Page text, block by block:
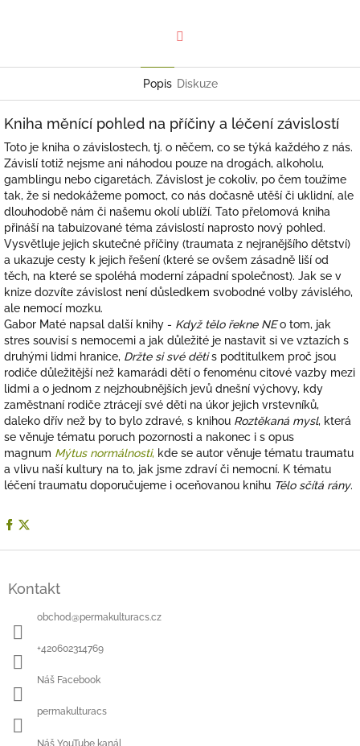
Popis Diskuze
Kniha měnící pohled na příčiny a léčení závislostí
Toto je kniha o závislostech, tj. o něčem, co se týká každého z nás.
Závislí totiž nejsme ani náhodou pouze na drogách, alkoholu,
gamblingu nebo cigaretách. Závislost je cokoliv, po čem toužíme
tak, že si nedokážeme pomoct, co nás dočasně utěší či uklidní, ale
dlouhodobě nám či našemu okolí ublíží. Tato přelomová kniha
přináší na tabuizované téma závislostí naprosto nový pohled.
Vysvětluje jejich skutečné příčiny (traumata z nejranějšího dětství)
a ukazuje cesty k jejich řešení (které se ovšem zásadně liší od
těch, na které se spoléhá moderní západní společnost). Jak se v
knize dozvíte závislost není důsledkem svobodné volby závislého,
ale nemocí mozku.
Gabor Maté napsal další knihy - Když tělo řekne NEo tom, jak
stres souvisí s nemocemi a jak důležité je nastavit si ve vztazích s
druhými lidmi hranice, Držte si své děti s podtitulkem proč jsou
rodiče důležitější než kamarádi dětí o fenoménu citové vazby mezi
lidmi a o jednom z nejzhoubnějších jevů dnešní výchovy, kdy
zaměstnaní rodiče ztrácejí své děti na úkor jejich vrstevníků,
daleko dřív než by to bylo zdravé, s knihou Roztěkaná mysl, která
se věnuje tématu poruch pozornosti a nakonec i s opus
magnum Mýtus normálnosti, kde se autor věnuje tématu traumatu
a vlivu naší kultury na to, jak jsme zdraví či nemocní. K tématu
léčení traumatu doporučujeme i oceňovanou knihu Tělo sčítá rány.
Kontakt
obchod@permakulturacs.cz
+420602314769
Náš Facebook
permakulturacs
Náš YouTube kanál